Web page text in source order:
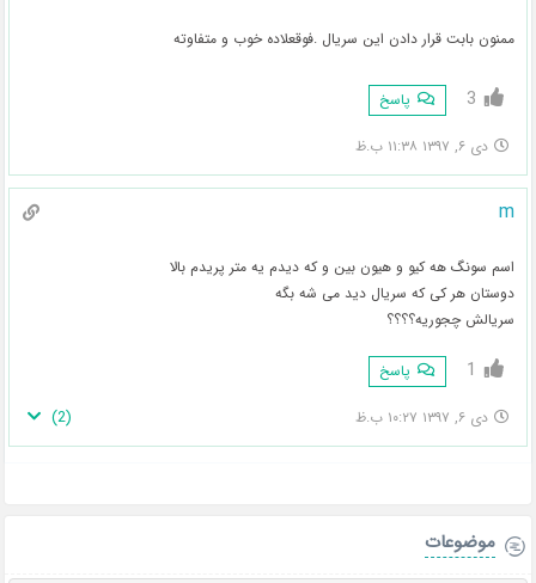
ممنون بابت قرار دادن این سریال .فوقعلاده خوب و متفاوته
3 پاسخ
دی ۶, ۱۳۹۷ ۱۱:۳۸ ب.ظ
m
اسم سونگ هه کیو و هیون بین و که دیدم یه متر پریدم بالا
دوستان هر کی که سریال دید می شه بگه
سریالش چجوریه؟؟؟؟
1 پاسخ
دی ۶, ۱۳۹۷ ۱۰:۲۷ ب.ظ (
2
)
موضوعات